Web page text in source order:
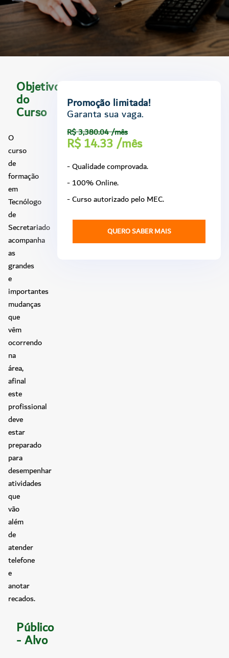
Objetivo
do
Curso
O
curso
de
formação
em
Tecnólogo
de
Secretariado
acompanha
as
grandes
e
importantes
mudanças
que
vêm
ocorrendo
na
área,
afinal
este
profissional
deve
estar
preparado
para
desempenhar
atividades
que
vão
além
de
atender
telefone
e
anotar
recados.
Público
- Alvo
Promoção limitada!
Garanta sua vaga.
R$ 3,380.04 /mês
R$ 14.33 /mês
- Qualidade comprovada.
- 100% Online.
- Curso autorizado pelo MEC.
QUERO SABER MAIS